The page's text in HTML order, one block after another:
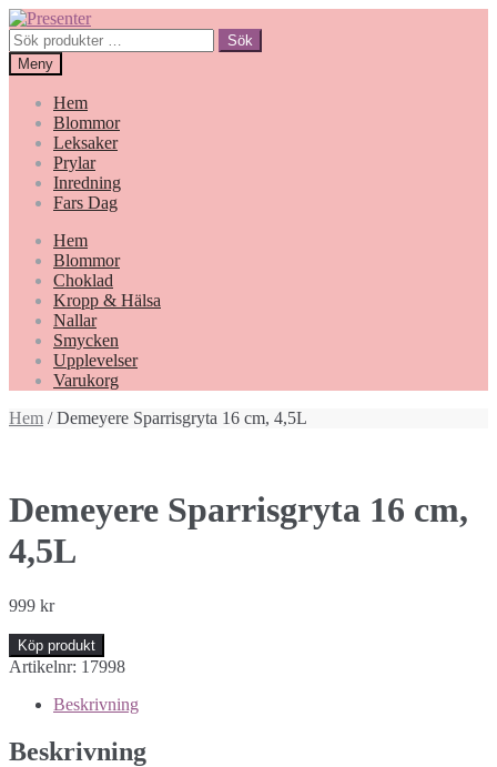
Hoppa
till
navigering
Gå
till
innehåll
Sök
efter:
Sök
Meny
Hem
Blommor
Leksaker
Prylar
Inredning
Fars Dag
Hem
Blommor
Choklad
Kropp & Hälsa
Nallar
Smycken
Upplevelser
Varukorg
Hem / Demeyere Sparrisgryta 16 cm, 4,5L
Demeyere Sparrisgryta 16 cm,
4,5L
999 kr
Köp produkt
Artikelnr: 17998
Beskrivning
Beskrivning